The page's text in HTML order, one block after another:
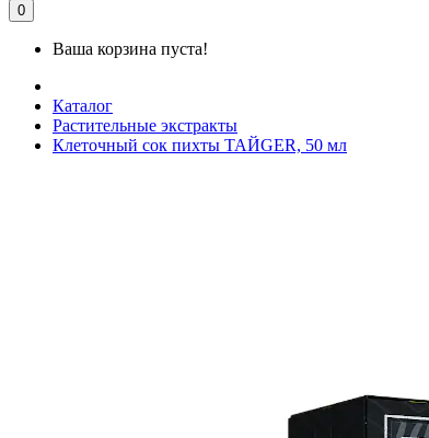
0
Ваша корзина пуста!
Каталог
Растительные экстракты
Клеточный сок пихты ТАЙGER, 50 мл